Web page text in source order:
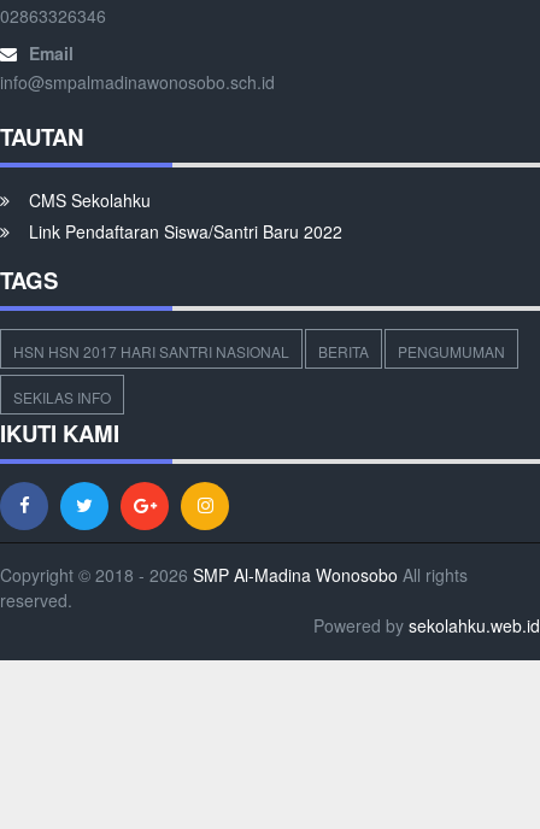
02863326346
Email
info@smpalmadinawonosobo.sch.id
TAUTAN
CMS Sekolahku
Link Pendaftaran Siswa/Santri Baru 2022
TAGS
HSN HSN 2017 HARI SANTRI NASIONAL BERITA PENGUMUMAN
SEKILAS INFO
IKUTI KAMI
Copyright © 2018 - 2026 SMP Al-Madina Wonosobo All rights
reserved.
Powered by sekolahku.web.id